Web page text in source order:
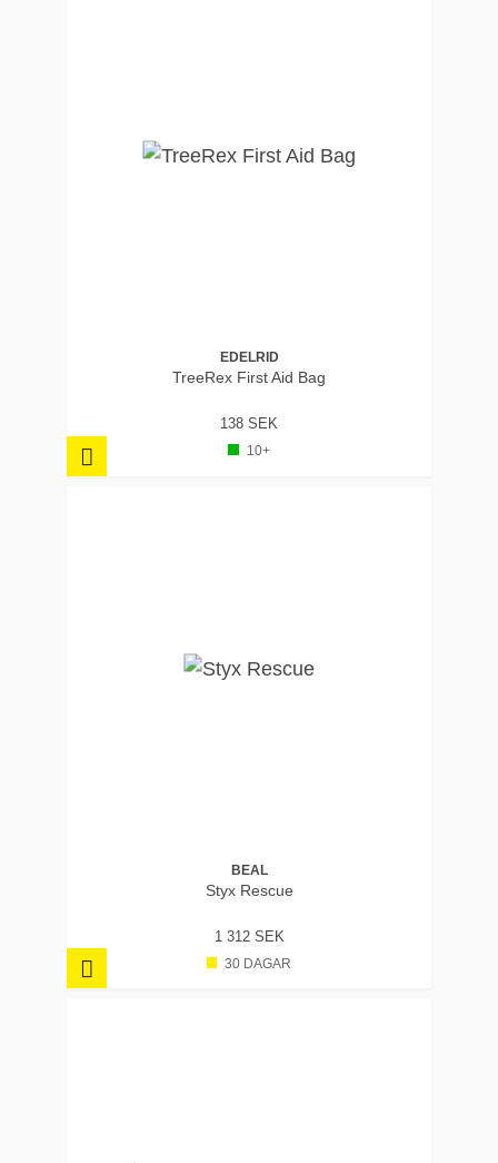
EDELRID
TreeRex First Aid Bag
138 SEK
10+
BEAL
Styx Rescue
1 312 SEK
30 DAGAR